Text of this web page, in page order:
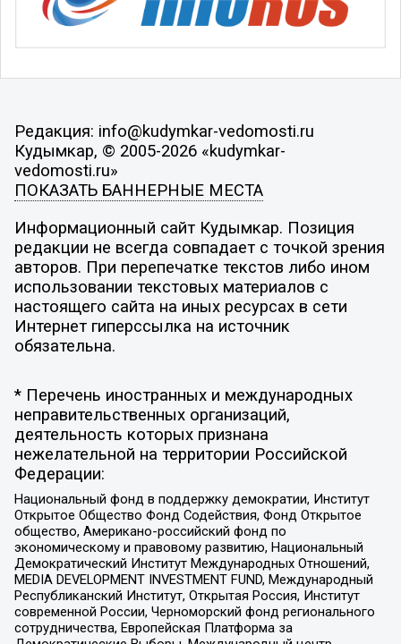
Редакция: info@kudymkar-vedomosti.ru
Кудымкар, © 2005-2026 «kudymkar-
vedomosti.ru»
ПОКАЗАТЬ БАННЕРНЫЕ МЕСТА
Информационный сайт Кудымкар. Позиция
редакции не всегда совпадает с точкой зрения
авторов. При перепечатке текстов либо ином
использовании текстовых материалов с
настоящего сайта на иных ресурсах в сети
Интернет гиперссылка на источник
обязательна.
* Перечень иностранных и международных
неправительственных организаций,
деятельность которых признана
нежелательной на территории Российской
Федерации:
Национальный фонд в поддержку демократии, Институт
Открытое Общество Фонд Содействия, Фонд Открытое
общество, Американо-российский фонд по
экономическому и правовому развитию, Национальный
Демократический Институт Международных Отношений,
MEDIA DEVELOPMENT INVESTMENT FUND, Международный
Республиканский Институт, Открытая Россия, Институт
современной России, Черноморский фонд регионального
сотрудничества, Европейская Платформа за